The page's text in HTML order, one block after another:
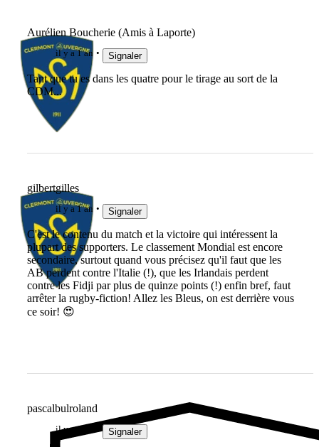
Aurélien Boucherie (Amis à Laporte)
il y a 1 an Signaler
Tant que tu es dans les quatre pour le tirage au sort de la
CDM...
gilbertgilles
il y a 1 an Signaler
C'est le contenu du match et la victoire qui intéressent la
plupart des supporters. Le classement Mondial est encore
secondaire, surtout quand vous précisez qu'il faut que les
AB perdent contre l'Italie (!), que les Irlandais perdent
contre les Fidji par plus de quinze points (!) enfin bref, faut
arrêter la rugby-fiction! Allez les Bleus, on est derrière vous
ce soir! 😍
pascalbulroland
il y a 1 an Signaler